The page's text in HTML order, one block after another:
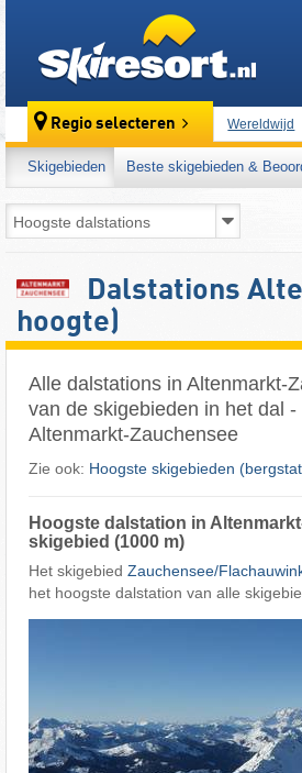
Regio selecteren Wereldwijd
Skigebieden Beste skigebieden &
Dalstations
hoogte)
Alle dalstations in Altenmarkt-
van de skigebieden in het dal
Altenmarkt-Zauchensee
Zie ook: Hoogste skigebieden
Hoogste dalstation in
skigebied (1000 m)
Het skigebied Zauchensee/​
het hoogste dalstation van alle